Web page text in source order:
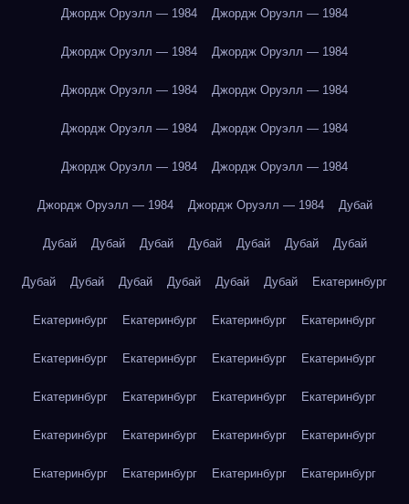
Джордж Оруэлл — 1984 Джордж Оруэлл — 1984
Джордж Оруэлл — 1984 Джордж Оруэлл — 1984
Джордж Оруэлл — 1984 Джордж Оруэлл — 1984
Джордж Оруэлл — 1984 Джордж Оруэлл — 1984
Джордж Оруэлл — 1984 Джордж Оруэлл — 1984
Джордж Оруэлл — 1984 Джордж Оруэлл — 1984 Дубай
Дубай Дубай Дубай Дубай Дубай Дубай Дубай
Дубай Дубай Дубай Дубай Дубай Дубай Екатеринбург
Екатеринбург Екатеринбург Екатеринбург Екатеринбург
Екатеринбург Екатеринбург Екатеринбург Екатеринбург
Екатеринбург Екатеринбург Екатеринбург Екатеринбург
Екатеринбург Екатеринбург Екатеринбург Екатеринбург
Екатеринбург Екатеринбург Екатеринбург Екатеринбург